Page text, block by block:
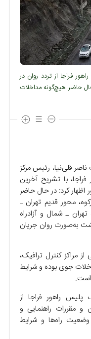
فراجا از تردد روان در
حاضر هیچ‌گونه مداخلات
قلی‌نیا، رئیس مرکز
با تشریح آخرین
کرد: در حال حاضر
محور قدیم تهران ـ
تهران ـ شمال و آزادراه
به‌صورت روان جریان
مراکز کنترل ترافیک،
جوی بوده و شرایط
است.
پلیس راهور فراجا از
مقررات راهنمایی و
وضعیت راه‌ها و شرایط